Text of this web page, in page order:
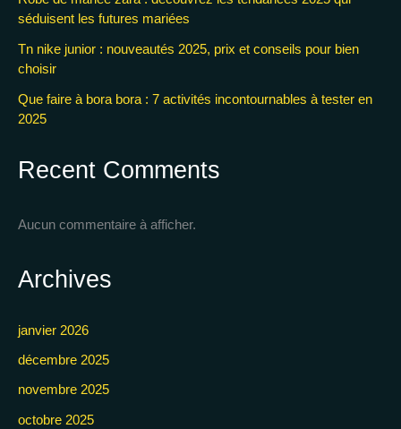
séduisent les futures mariées
Tn nike junior : nouveautés 2025, prix et conseils pour bien
choisir
Que faire à bora bora : 7 activités incontournables à tester en
2025
Recent Comments
Aucun commentaire à afficher.
Archives
janvier 2026
décembre 2025
novembre 2025
octobre 2025